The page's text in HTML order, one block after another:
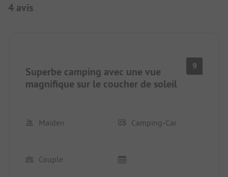
4 avis
Superbe camping avec une vue
magnifique sur le coucher de soleil
9
Maiden Camping-Car
Couple